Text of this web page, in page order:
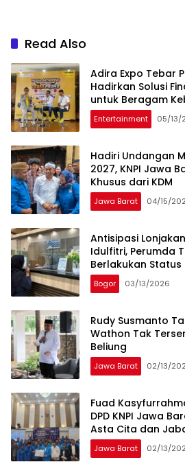
Read Also
Adira Expo Tebar
Hadirkan Solusi
untuk Beragam
Entertainment 05/13/
Hadiri Undangan
2027, KNPI Jawa
Khusus dari KDM
Jawa Barat 04/15/
Antisipasi
Idulfitri, Perumda
Berlakukan Status
Bogor 03/13/2026
Rudy Susmanto
Wathon Tak
Beliung
Jawa Barat 02/13/
Fuad
DPD KNPI Jawa
Asta Cita dan
Jawa Barat 02/13/